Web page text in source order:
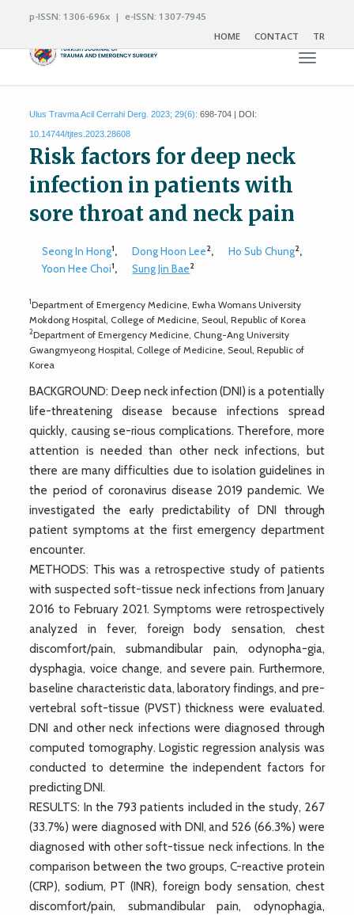
p-ISSN: 1306-696x | e-ISSN: 1307-7945
HOME
CONTACT TR
Toggle
Ulus Travma Acil Cerrahi Derg. 2023; 29(6): 698-704 | DOI:
10.14744/tjtes.2023.28608
Risk factors for deep neck
infection in patients with
sore throat and neck pain
Seong In Hong1, Dong Hoon Lee2, Ho Sub Chung2,
Yoon Hee Choi1, Sung Jin Bae2
1Department of Emergency Medicine, Ewha Womans University
Mokdong Hospital, College of Medicine, Seoul, Republic of Korea
2Department of Emergency Medicine, Chung-Ang University
Gwangmyeong Hospital, College of Medicine, Seoul, Republic of
Korea
BACKGROUND: Deep neck infection (DNI) is a potentially
life-threatening disease because infections spread
quickly, causing se-rious complications. Therefore, more
attention is needed than other neck infections, but
there are many difficulties due to isolation guidelines in
the period of coronavirus disease 2019 pandemic. We
investigated the early predictability of DNI through
patient symptoms at the first emergency department
encounter.
METHODS: This was a retrospective study of patients
with suspected soft-tissue neck infections from January
2016 to February 2021. Symptoms were retrospectively
analyzed in fever, foreign body sensation, chest
discomfort/pain, submandibular pain, odynopha-gia,
dysphagia, voice change, and severe pain. Furthermore,
baseline characteristic data, laboratory findings, and pre-
vertebral soft-tissue (PVST) thickness were evaluated.
DNI and other neck infections were diagnosed through
computed tomography. Logistic regression analysis was
conducted to determine the independent factors for
predicting DNI.
RESULTS: In the 793 patients included in the study, 267
(33.7%) were diagnosed with DNI, and 526 (66.3%) were
diagnosed with other soft-tissue neck infections. In the
comparison between the two groups, C-reactive protein
(CRP), sodium, PT (INR), foreign body sensation, chest
discomfort/pain, submandibular pain, odynophagia,